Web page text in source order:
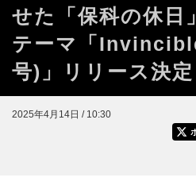
せた「保科の休日
テーマ「
号)」リリース決定
2025年4月14日 / 10:30